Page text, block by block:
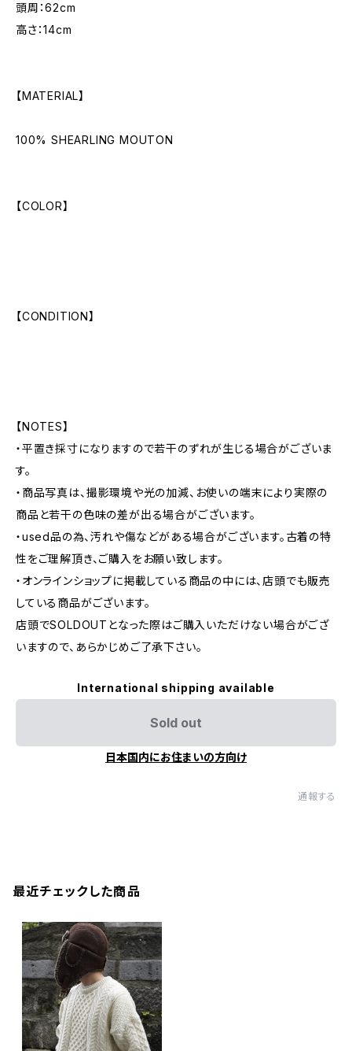
頭周：62cm
高さ：14cm
【MATERIAL】
100% SHEARLING MOUTON
【COLOR】
【CONDITION】
【NOTES】
・平置き採寸になりますので若干のずれが生じる場合がございま
す。
・商品写真は、撮影環境や光の加減、お使いの端末により実際の
商品と若干の色味の差が出る場合がございます。
・used品の為、汚れや傷などがある場合がございます。古着の特
性をご理解頂き、ご購入をお願い致します。
・オンラインショップに掲載している商品の中には、店頭でも販売
している商品がございます。
店頭でSOLDOUTとなった際はご購入いただけない場合がござ
いますので、あらかじめご了承下さい。
International shipping available
Sold out
日本国内にお住まいの方向け
通報する
最近チェックした商品